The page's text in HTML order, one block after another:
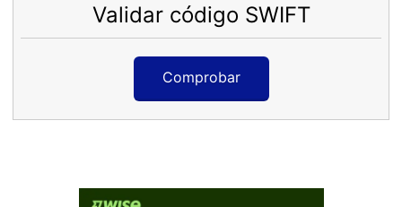
Validar código SWIFT
Comprobar